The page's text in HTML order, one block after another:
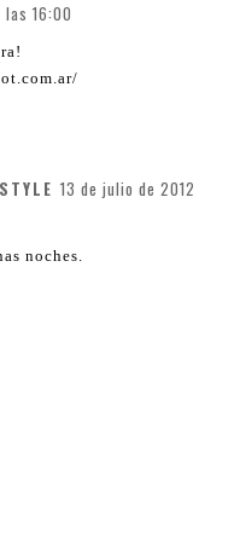
las 16:00
13 de julio de 2012
noches.